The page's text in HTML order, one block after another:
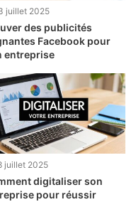
juillet 2025
des publicités
Facebook pour
entreprise
juillet 2025
digitaliser son
pour réussir